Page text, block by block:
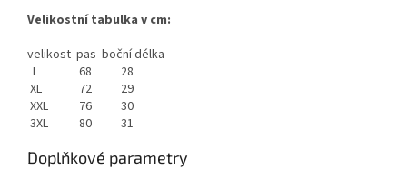
Velikostní tabulka v cm:
velikost pas boční délka
L
68
28
XL
72
29
XXL
76
30
3XL
80 31
Doplňkové parametry